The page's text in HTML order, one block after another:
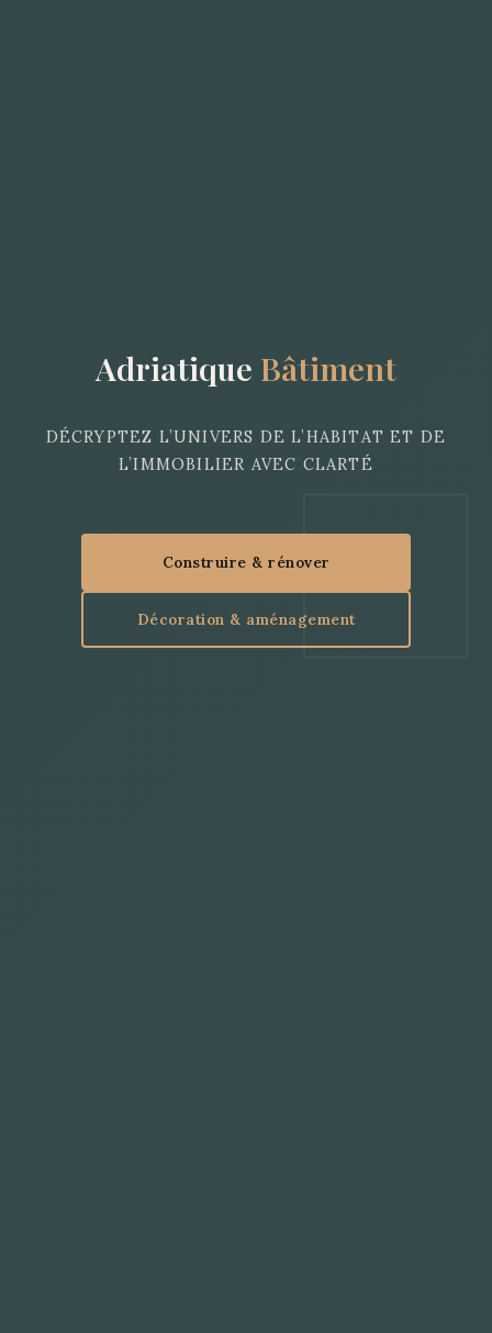
Adriatique Bâtiment
DÉCRYPTEZ L’UNIVERS DE L’HABITAT ET DE
L’IMMOBILIER AVEC CLARTÉ
Construire & rénover
Décoration & aménagement